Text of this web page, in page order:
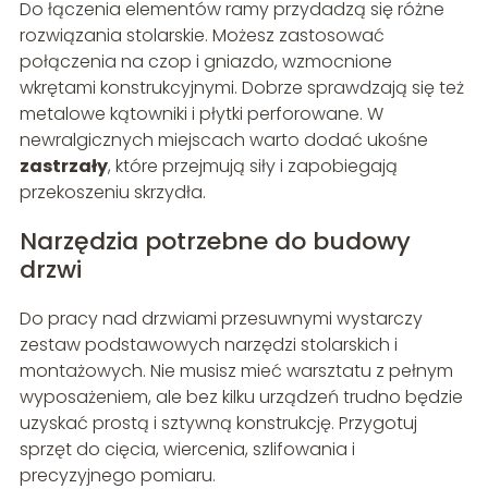
Do łączenia elementów ramy przydadzą się różne
rozwiązania stolarskie. Możesz zastosować
połączenia na czop i gniazdo, wzmocnione
wkrętami konstrukcyjnymi. Dobrze sprawdzają się też
metalowe kątowniki i płytki perforowane. W
newralgicznych miejscach warto dodać ukośne
zastrzały, które przejmują siły i zapobiegają
przekoszeniu skrzydła.
Narzędzia potrzebne do budowy
drzwi
Do pracy nad drzwiami przesuwnymi wystarczy
zestaw podstawowych narzędzi stolarskich i
montażowych. Nie musisz mieć warsztatu z pełnym
wyposażeniem, ale bez kilku urządzeń trudno będzie
uzyskać prostą i sztywną konstrukcję. Przygotuj
sprzęt do cięcia, wiercenia, szlifowania i
precyzyjnego pomiaru.